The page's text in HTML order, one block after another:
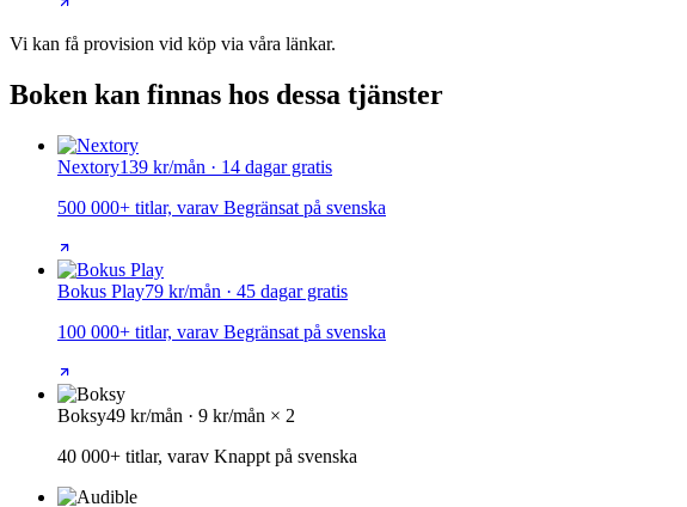
Vi kan få provision vid köp via våra länkar.
Boken kan finnas hos dessa tjänster
Nextory139 kr/mån · 14 dagar gratis
500 000+ titlar, varav Begränsat på svenska
Bokus Play79 kr/mån · 45 dagar gratis
100 000+ titlar, varav Begränsat på svenska
Boksy49 kr/mån · 9 kr/mån × 2
40 000+ titlar, varav Knappt på svenska